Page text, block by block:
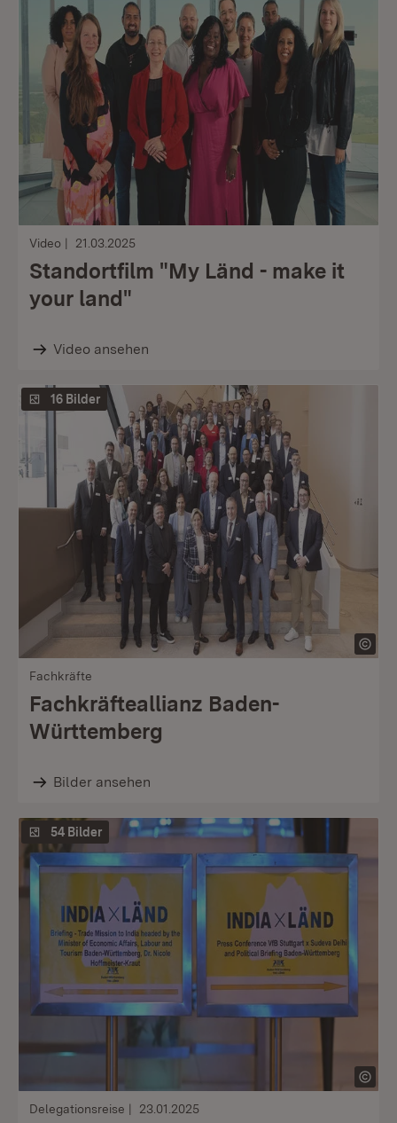
Video 21.03.2025
Standortfilm "My Länd - make it
your land"
Video ansehen
16 Bilder
Fachkräfte
Fachkräfteallianz Baden-
Württemberg
Bilder ansehen
54 Bilder
Delegationsreise 23.01.2025